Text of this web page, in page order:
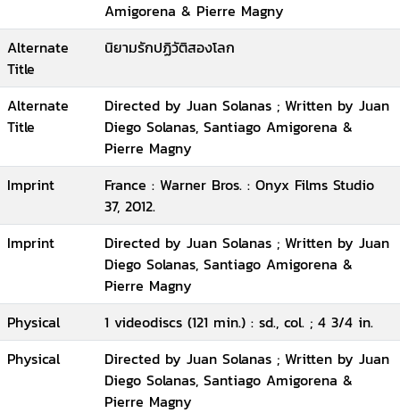
Amigorena & Pierre Magny
Alternate
Title
นิยามรักปฏิวัติสองโลก
Alternate
Title
Directed by Juan Solanas ; Written by Juan
Diego Solanas, Santiago Amigorena &
Pierre Magny
Imprint
France : Warner Bros. : Onyx Films Studio
37, 2012.
Imprint
Directed by Juan Solanas ; Written by Juan
Diego Solanas, Santiago Amigorena &
Pierre Magny
Physical
1 videodiscs (121 min.) : sd., col. ; 4 3/4 in.
Physical
Directed by Juan Solanas ; Written by Juan
Diego Solanas, Santiago Amigorena &
Pierre Magny